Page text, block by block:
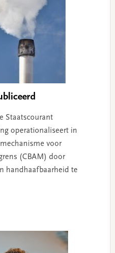
Staatscourant
operationaliseert in
voor
(CBAM) door
handhaafbaarheid te